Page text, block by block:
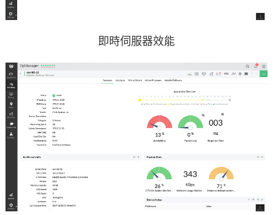
即時伺服器效能